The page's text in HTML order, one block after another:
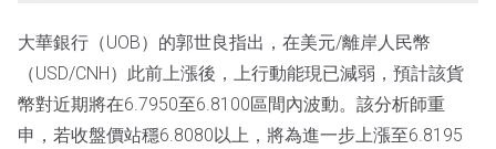
大華銀行（UOB）的郭世良指出，在美元/離岸人民幣
（USD/CNH）此前上漲後，上行動能現已減弱，預計該貨
幣對近期將在6.7950至6.8100區間內波動。該分析師重
申，若收盤價站穩6.8080以上，將為進一步上漲至6.8195